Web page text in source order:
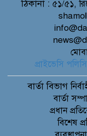
ঠিকানা : ৫১/৫১,
প্রাইভেসি পলিসি
বার্তা বিভাগ
বার্তা
প্রধান
বিশেষ